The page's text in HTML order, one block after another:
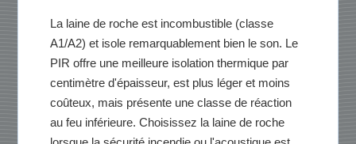
La laine de roche est incombustible (classe
A1/A2) et isole remarquablement bien le son. Le
PIR offre une meilleure isolation thermique par
centimètre d'épaisseur, est plus léger et moins
coûteux, mais présente une classe de réaction
au feu inférieure. Choisissez la laine de roche